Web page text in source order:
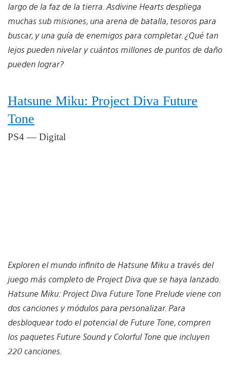
largo de la faz de la tierra. Asdivine Hearts despliega
muchas sub misiones, una arena de batalla, tesoros para
buscar, y una guía de enemigos para completar. ¿Qué tan
lejos pueden nivelar y cuántos millones de puntos de daño
pueden lograr?
Hatsune Miku: Project Diva Future
Tone
PS4 — Digital
Exploren el mundo infinito de Hatsune Miku a través del
juego más completo de Project Diva que se haya lanzado.
Hatsune Miku: Project Diva Future Tone Prelude viene con
dos canciones y módulos para personalizar. Para
desbloquear todo el potencial de Future Tone, compren
los paquetes Future Sound y Colorful Tone que incluyen
220 canciones.